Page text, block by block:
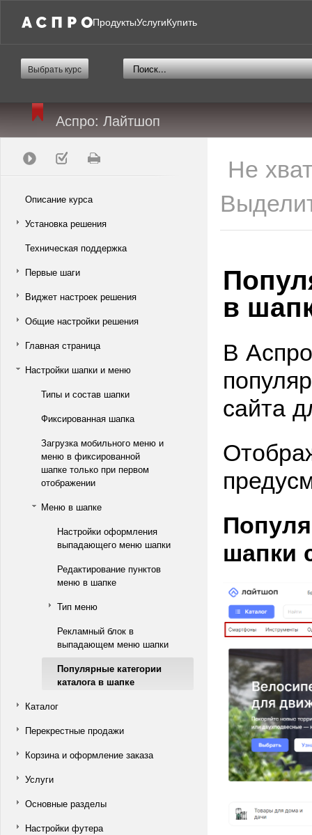
ПродуктыУслугиКупить
Выбрать курс
Аспро: Лайтшоп
Описание курса
Установка решения
Техническая поддержка
Первые шаги
Виджет настроек решения
Общие настройки решения
Главная страница
Настройки шапки и меню
Типы и состав шапки
Фиксированная шапка
Загрузка мобильного меню и
меню в фиксированной
шапке только при первом
отображении
Меню в шапке
Настройки оформления
выпадающего меню шапки
Редактирование пунктов
меню в шапке
Тип меню
Рекламный блок в
выпадающем меню шапки
Популярные категории
каталога в шапке
Каталог
Перекрестные продажи
Корзина и оформление заказа
Услуги
Основные разделы
Настройки футера
Не
в
В
сайта
шапки